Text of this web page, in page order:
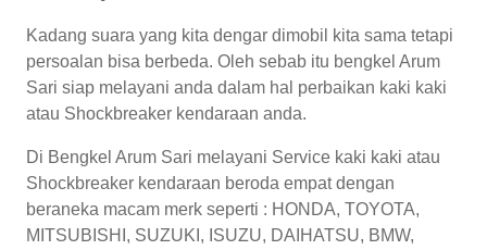
Kadang suara yang kita dengar dimobil kita sama tetapi
persoalan bisa berbeda. Oleh sebab itu bengkel Arum
Sari siap melayani anda dalam hal perbaikan kaki kaki
atau Shockbreaker kendaraan anda.
Di Bengkel Arum Sari melayani Service kaki kaki atau
Shockbreaker kendaraan beroda empat dengan
beraneka macam merk seperti : HONDA, TOYOTA,
MITSUBISHI, SUZUKI, ISUZU, DAIHATSU, BMW,